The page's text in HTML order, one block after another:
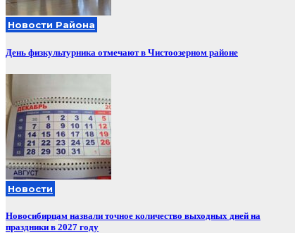
Новости Района
День физкультурника отмечают в Чистоозерном районе
Новости
Новосибирцам назвали точное количество выходных дней на
праздники в 2027 году